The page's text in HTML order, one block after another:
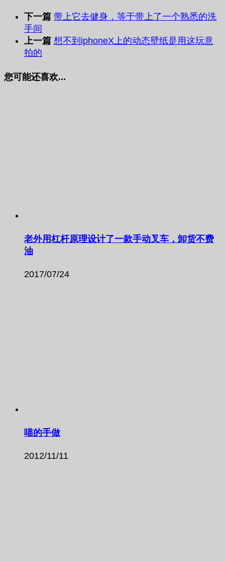
下一篇 带上它去健身，等于带上了一个熟悉的洗
手间
上一篇 想不到iphoneX上的动态壁纸是用这玩意
拍的
您可能还喜欢...
老外用杠杆原理设计了一款手动叉车，卸货不费
油
2017/07/24
喵的手做
2012/11/11